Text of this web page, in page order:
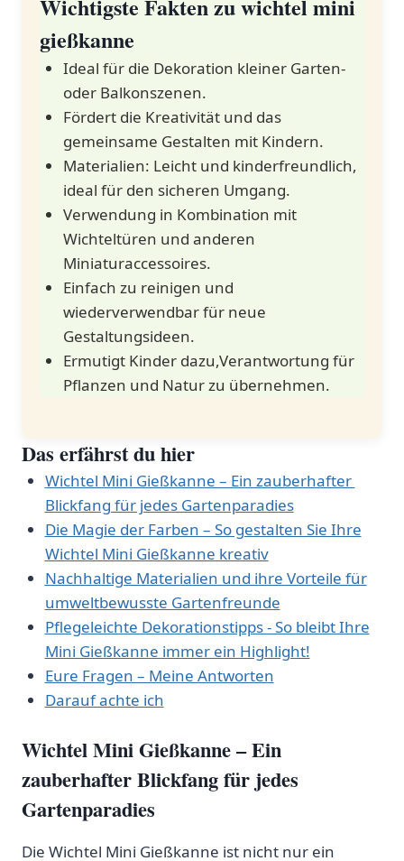
Wichtigste ‌Fakten zu wichtel mini
gießkanne
Ideal für die Dekoration kleiner‍ Garten-
oder Balkonszenen.
Fördert die Kreativität‌ und das⁣
gemeinsame Gestalten mit Kindern.
Materialien: Leicht und kinderfreundlich,
ideal für den sicheren Umgang.
Verwendung ⁤in Kombination‍ mit
Wichteltüren und ‍anderen​
Miniaturaccessoires.
Einfach zu reinigen⁢ und
wiederverwendbar⁤ für neue⁢
Gestaltungsideen.
Ermutigt Kinder dazu,Verantwortung für
Pflanzen und ⁢Natur ‌zu übernehmen.
Das erfährst du ⁣hier
Wichtel Mini Gießkanne – Ein‍ zauberhafter ​
Blickfang für jedes ‍Gartenparadies
Die Magie ⁣der Farben – So⁢ gestalten Sie Ihre⁢
Wichtel Mini⁣ Gießkanne kreativ
Nachhaltige ⁣Materialien und ihre Vorteile für
‌umweltbewusste Gartenfreunde
Pflegeleichte ⁢Dekorationstipps -‍ So ‍bleibt Ihre
Mini ⁣Gießkanne immer ‌ein Highlight!
Eure Fragen‍ – Meine Antworten
Darauf achte ich
Wichtel Mini Gießkanne – Ein
zauberhafter⁣ Blickfang für jedes
Gartenparadies
Die Wichtel ‌Mini Gießkanne ist⁤ nicht nur ⁤ein